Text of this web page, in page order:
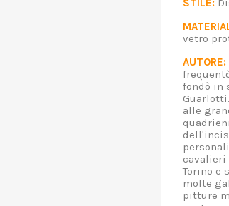
STILE:
vetro
AUTORE:
fondò in
alle
cavalieri
Torino e
molte
pitture